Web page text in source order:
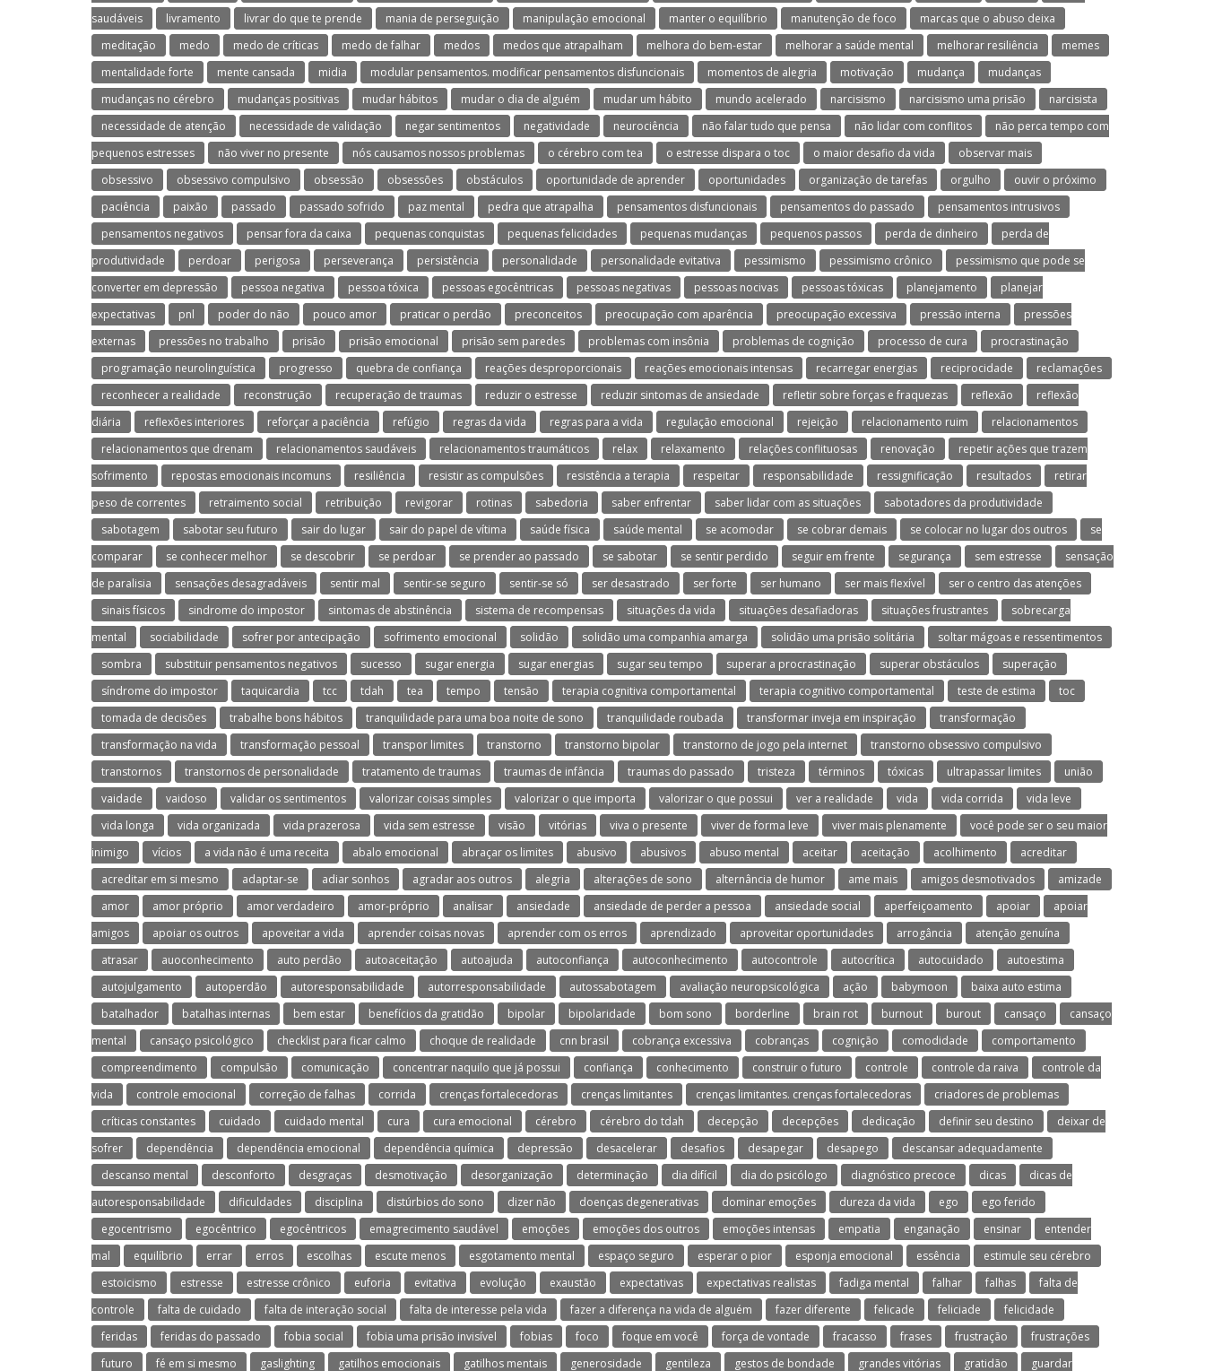
saudáveis
livramento livrar do que te prende mania de perseguição manipulação emocional manter o equilíbrio manutenção de foco
marcas que o abuso deixa
meditação
medo medo de críticas medo de falhar medos medos que atrapalham melhora do bem-estar melhorar a saúde mental melhorar resiliência
memes
mentalidade forte
mente cansada midia modular pensamentos. modificar pensamentos disfuncionais momentos de alegria motivação mudança
mudanças
mudanças no cérebro
mudanças positivas mudar hábitos mudar o dia de alguém mudar um hábito mundo acelerado narcisismo narcisismo uma prisão
narcisista
necessidade de atenção
necessidade de validação negar sentimentos negatividade neurociência não falar tudo que pensa não lidar com conflitos
não perca tempo com
pequenos estresses
não viver no presente nós causamos nossos problemas o cérebro com tea o estresse dispara o toc o maior desafio da vida
observar mais
obsessivo
obsessivo compulsivo obsessão obsessões obstáculos oportunidade de aprender oportunidades organização de tarefas orgulho
ouvir o próximo
paciência
paixão passado passado sofrido paz mental pedra que atrapalha pensamentos disfuncionais pensamentos do passado
pensamentos intrusivos
pensamentos negativos
pensar fora da caixa pequenas conquistas pequenas felicidades pequenas mudanças pequenos passos perda de dinheiro
perda de
produtividade
perdoar perigosa perseverança persistência personalidade personalidade evitativa pessimismo pessimismo crônico
pessimismo que pode se
converter em depressão
pessoa negativa pessoa tóxica pessoas egocêntricas pessoas negativas pessoas nocivas pessoas tóxicas planejamento
planejar
expectativas
pnl poder do não pouco amor praticar o perdão preconceitos preocupação com aparência preocupação excessiva pressão interna
pressões
externas
pressões no trabalho prisão prisão emocional prisão sem paredes problemas com insônia problemas de cognição processo de cura
procrastinação
programação neurolinguística
progresso quebra de confiança reações desproporcionais reações emocionais intensas recarregar energias reciprocidade
reclamações
reconhecer a realidade
reconstrução recuperação de traumas reduzir o estresse reduzir sintomas de ansiedade refletir sobre forças e fraquezas reflexão
reflexão
diária
reflexões interiores reforçar a paciência refúgio regras da vida regras para a vida regulação emocional rejeição relacionamento ruim
relacionamentos
relacionamentos que drenam
relacionamentos saudáveis relacionamentos traumáticos relax relaxamento relações conflituosas renovação
repetir ações que trazem
sofrimento
repostas emocionais incomuns resiliência resistir as compulsões resistência a terapia respeitar responsabilidade ressignificação resultados
retirar
peso de correntes
retraimento social retribuição revigorar rotinas sabedoria saber enfrentar saber lidar com as situações
sabotadores da produtividade
sabotagem
sabotar seu futuro sair do lugar sair do papel de vítima saúde física saúde mental se acomodar se cobrar demais se colocar no lugar dos outros
se
comparar
se conhecer melhor se descobrir se perdoar se prender ao passado se sabotar se sentir perdido seguir em frente segurança sem estresse
sensação
de paralisia
sensações desagradáveis sentir mal sentir-se seguro sentir-se só ser desastrado ser forte ser humano ser mais flexível
ser o centro das atenções
sinais físicos
sindrome do impostor sintomas de abstinência sistema de recompensas situações da vida situações desafiadoras situações frustrantes
sobrecarga
mental
sociabilidade sofrer por antecipação sofrimento emocional solidão solidão uma companhia amarga solidão uma prisão solitária
soltar mágoas e ressentimentos
sombra
substituir pensamentos negativos sucesso sugar energia sugar energias sugar seu tempo superar a procrastinação superar obstáculos
superação
síndrome do impostor
taquicardia tcc tdah tea tempo tensão terapia cognitiva comportamental terapia cognitivo comportamental teste de estima
toc
tomada de decisões
trabalhe bons hábitos tranquilidade para uma boa noite de sono tranquilidade roubada transformar inveja em inspiração
transformação
transformação na vida
transformação pessoal transpor limites transtorno transtorno bipolar transtorno de jogo pela internet
transtorno obsessivo compulsivo
transtornos
transtornos de personalidade tratamento de traumas traumas de infância traumas do passado tristeza términos tóxicas ultrapassar limites
união
vaidade
vaidoso validar os sentimentos valorizar coisas simples valorizar o que importa valorizar o que possui ver a realidade vida vida corrida
vida leve
vida longa
vida organizada vida prazerosa vida sem estresse visão vitórias viva o presente viver de forma leve viver mais plenamente
você pode ser o seu maior
inimigo
vícios a vida não é uma receita abalo emocional abraçar os limites abusivo abusivos abuso mental aceitar aceitação acolhimento
acreditar
acreditar em si mesmo
adaptar-se adiar sonhos agradar aos outros alegria alterações de sono alternância de humor ame mais amigos desmotivados
amizade
amor
amor próprio amor verdadeiro amor-próprio analisar ansiedade ansiedade de perder a pessoa ansiedade social aperfeiçoamento apoiar
apoiar
amigos
apoiar os outros apoveitar a vida aprender coisas novas aprender com os erros aprendizado aproveitar oportunidades arrogância
atenção genuína
atrasar
auoconhecimento auto perdão autoaceitação autoajuda autoconfiança autoconhecimento autocontrole autocrítica autocuidado
autoestima
autojulgamento
autoperdão autoresponsabilidade autorresponsabilidade autossabotagem avaliação neuropsicológica ação babymoon
baixa auto estima
batalhador
batalhas internas bem estar benefícios da gratidão bipolar bipolaridade bom sono borderline brain rot burnout burout cansaço
cansaço
mental
cansaço psicológico checklist para ficar calmo choque de realidade cnn brasil cobrança excessiva cobranças cognição comodidade
comportamento
compreendimento
compulsão comunicação concentrar naquilo que já possui confiança conhecimento construir o futuro controle controle da raiva
controle da
vida
controle emocional correção de falhas corrida crenças fortalecedoras crenças limitantes crenças limitantes. crenças fortalecedoras
criadores de problemas
críticas constantes
cuidado cuidado mental cura cura emocional cérebro cérebro do tdah decepção decepções dedicação definir seu destino
deixar de
sofrer
dependência dependência emocional dependência química depressão desacelerar desafios desapegar desapego
descansar adequadamente
descanso mental
desconforto desgraças desmotivação desorganização determinação dia difícil dia do psicólogo diagnóstico precoce dicas
dicas de
autoresponsabilidade
dificuldades disciplina distúrbios do sono dizer não doenças degenerativas dominar emoções dureza da vida ego
ego ferido
egocentrismo
egocêntrico egocêntricos emagrecimento saudável emoções emoções dos outros emoções intensas empatia enganação ensinar
entender
mal
equilíbrio errar erros escolhas escute menos esgotamento mental espaço seguro esperar o pior esponja emocional essência
estimule seu cérebro
estoicismo
estresse estresse crônico euforia evitativa evolução exaustão expectativas expectativas realistas fadiga mental falhar falhas
falta de
controle
falta de cuidado falta de interação social falta de interesse pela vida fazer a diferença na vida de alguém fazer diferente felicade feliciade
felicidade
feridas
feridas do passado fobia social fobia uma prisão invisível fobias foco foque em você força de vontade fracasso frases frustração
frustrações
futuro
fé em si mesmo gaslighting gatilhos emocionais gatilhos mentais generosidade gentileza gestos de bondade grandes vitórias gratidão guardar